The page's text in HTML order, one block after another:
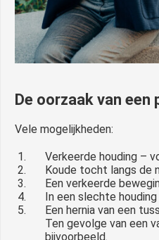
De oorzaak van een
Vele mogelijkheden:
Verkeerde houding –
Koude tocht langs de
Een verkeerde
In een slechte houding
Een hernia van een
Ten gevolge van een
bijvoorbeeld.